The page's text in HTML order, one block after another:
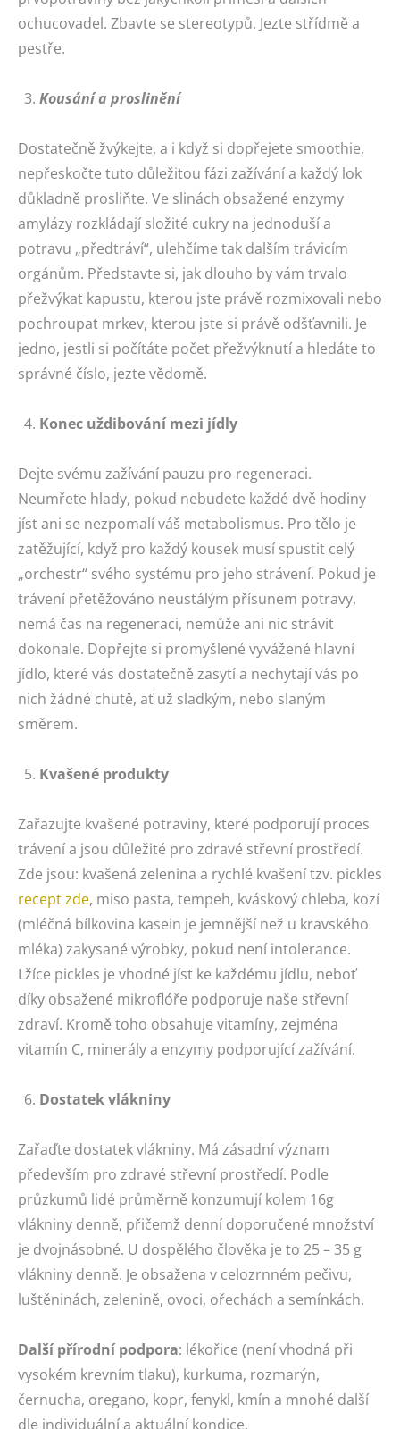
ochucovadel. Zbavte se stereotypů. Jezte střídmě a
pestře.
Kousání a proslinění
Dostatečně žvýkejte, a i když si dopřejete smoothie,
nepřeskočte tuto důležitou fázi zažívání a každý lok
důkladně prosliňte. Ve slinách obsažené enzymy
amylázy rozkládají složité cukry na jednoduší a
potravu „předtráví“, ulehčíme tak dalším trávicím
orgánům. Představte si, jak dlouho by vám trvalo
přežvýkat kapustu, kterou jste právě rozmixovali nebo
pochroupat mrkev, kterou jste si právě odšťavnili. Je
jedno, jestli si počítáte počet přežvýknutí a hledáte to
správné číslo, jezte vědomě.
Konec uždibování mezi jídly
Dejte svému zažívání pauzu pro regeneraci.
Neumřete hlady, pokud nebudete každé dvě hodiny
jíst ani se nezpomalí váš metabolismus. Pro tělo je
zatěžující, když pro každý kousek musí spustit celý
„orchestr“ svého systému pro jeho strávení. Pokud je
trávení přetěžováno neustálým přísunem potravy,
nemá čas na regeneraci, nemůže ani nic strávit
dokonale. Dopřejte si promyšlené vyvážené hlavní
jídlo, které vás dostatečně zasytí a nechytají vás po
nich žádné chutě, ať už sladkým, nebo slaným
směrem.
Kvašené produkty
Zařazujte kvašené potraviny, které podporují proces
trávení a jsou důležité pro zdravé střevní prostředí.
Zde jsou: kvašená zelenina a rychlé kvašení tzv. pickles
recept zde, miso pasta, tempeh, kváskový chleba, kozí
(mléčná bílkovina kasein je jemnější než u kravského
mléka) zakysané výrobky, pokud není intolerance.
Lžíce pickles je vhodné jíst ke každému jídlu, neboť
díky obsažené mikroflóře podporuje naše střevní
zdraví. Kromě toho obsahuje vitamíny, zejména
vitamín C, minerály a enzymy podporující zažívání.
Dostatek vlákniny
Zařaďte dostatek vlákniny. Má zásadní význam
především pro zdravé střevní prostředí. Podle
průzkumů lidé průměrně konzumují kolem 16g
vlákniny denně, přičemž denní doporučené množství
je dvojnásobné. U dospělého člověka je to 25 – 35 g
vlákniny denně. Je obsažena v celozrnném pečivu,
luštěninách, zelenině, ovoci, ořechách a semínkách.
Další přírodní podpora: lékořice (není vhodná při
vysokém krevním tlaku), kurkuma, rozmarýn,
černucha, oregano, kopr, fenykl, kmín a mnohé další
dle individuální a aktuální kondice.